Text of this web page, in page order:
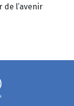
l’avenir